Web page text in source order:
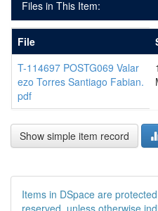
Files in This Item:
File
T-114697 POSTG069 Valar
ezo Torres Santiago Fabian.
pdf
Show simple item record
Items in DSpace are
reserved, unless otherwise